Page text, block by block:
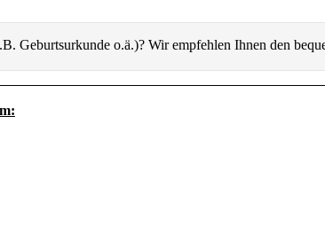
Geburtsurkunde o.ä.)? Wir empfehlen Ihnen den